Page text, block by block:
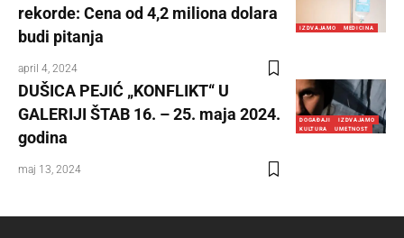
IZDVAJAMO MEDICINA
rekorde: Cena od 4,2 miliona dolara
budi pitanja
april 4, 2024
DOGAĐAJI
IZDVAJAMO
KULTURA
UMETNOST
DUŠICA PEJIĆ „KONFLIKT“ U
GALERIJI ŠTAB 16. – 25. maja 2024.
godina
maj 13, 2024